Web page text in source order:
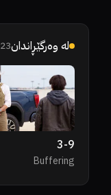
لە وەرگێڕاندان23
3-9
Buffering